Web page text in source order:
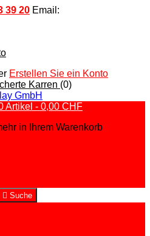
39 20 Email:
Erstellen Sie ein Konto
Karren (0)
Artikel - 0,00 CHF
in Ihrem Warenkorb
 Suche